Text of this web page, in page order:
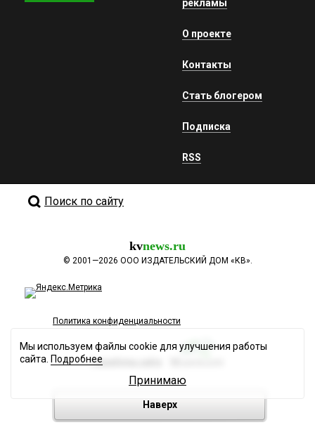
рекламы
О проекте
Контакты
Стать блогером
Подписка
RSS
Поиск по сайту
kvnews.ru
© 2001—2026 ООО ИЗДАТЕЛЬСКИЙ ДОМ «КВ».
Политика конфиденциальности
Разработка сайта
Наверх
Мы используем файлы cookie для улучшения работы
сайта. Подробнее
Принимаю